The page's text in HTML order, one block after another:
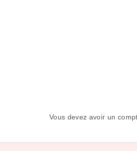
Vous devez avoir un